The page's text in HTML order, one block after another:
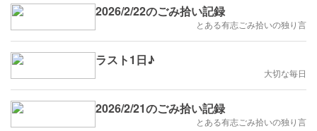
2026/2/22のごみ拾い記録
とある有志ごみ拾いの独り言
ラスト1日♪
大切な毎日
2026/2/21のごみ拾い記録
とある有志ごみ拾いの独り言